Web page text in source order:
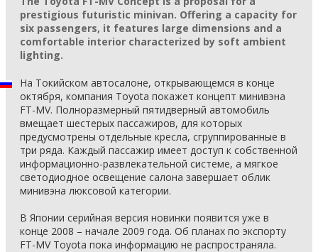
prestigious futuristic minivan. Offering a capacity for
six passengers, it features large dimensions and a
comfortable interior characterized by soft ambient
lighting.
На Токийском автосалоне, открывающемся в конце
октября, компания Toyota покажет концепт минивэна
FT-MV. Полноразмерный пятидверный автомобиль
вмещает шестерых пассажиров, для которых
предусмотрены отдельные кресла, сгруппированные в
три ряда. Каждый пассажир имеет доступ к собственной
информационно-развлекательной системе, а мягкое
светодиодное освещение салона завершает облик
минивэна люксовой категории.
В Японии серийная версия новинки появится уже в
конце 2008 – начале 2009 года. Об планах по экспорту
FT-MV Toyota пока информацию не распространяла.